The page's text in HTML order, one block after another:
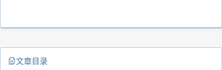
文章目录